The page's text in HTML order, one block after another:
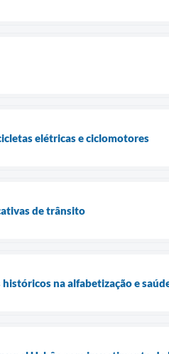
elétricas e ciclomotores
de trânsito
na alfabetização e